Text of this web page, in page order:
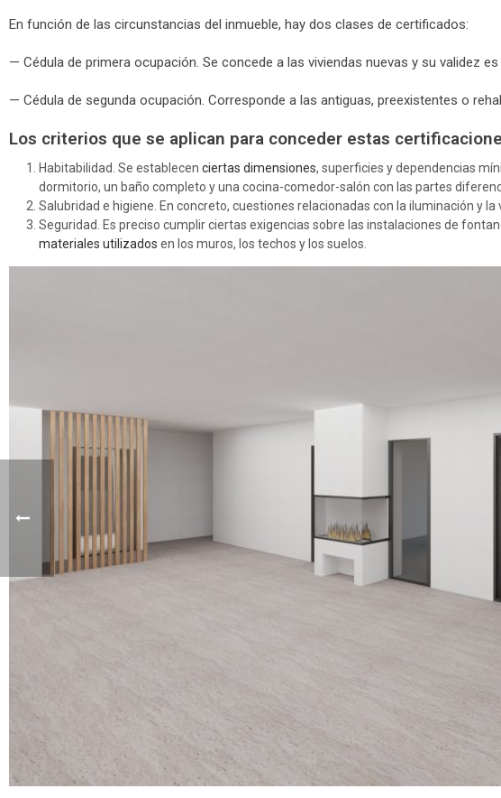
En función de las circunstancias del inmueble, hay dos clases de certificados:
— Cédula de primera ocupación. Se concede a las viviendas nuevas y su validez
— Cédula de segunda ocupación. Corresponde a las antiguas, preexistentes o
Los criterios que se aplican para conceder estas
Habitabilidad. Se establecen ciertas dimensiones, superficies y dependencias
dormitorio, un baño completo y una cocina-comedor-salón con las partes
Salubridad e higiene. En concreto, cuestiones relacionadas con la iluminación y la
Seguridad. Es preciso cumplir ciertas exigencias sobre las instalaciones de
materiales utilizados en los muros, los techos y los suelos.